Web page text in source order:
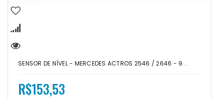
SENSOR DE NÍVEL - MERCEDES ACTROS 2546 / 2646 - 9...
R$153,53